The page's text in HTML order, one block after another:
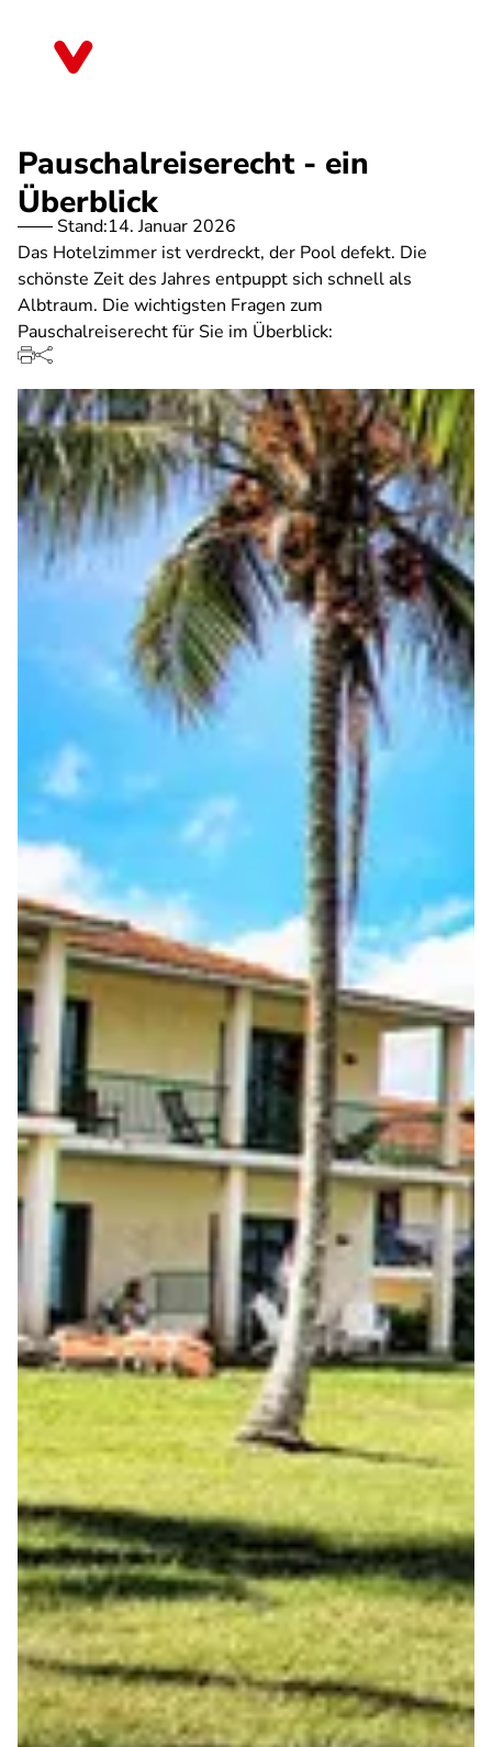
Pauschalreiserecht - ein
Überblick
Stand:14. Januar 2026
Das Hotelzimmer ist verdreckt, der Pool defekt. Die
schönste Zeit des Jahres entpuppt sich schnell als
Albtraum. Die wichtigsten Fragen zum
Pauschalreiserecht für Sie im Überblick: